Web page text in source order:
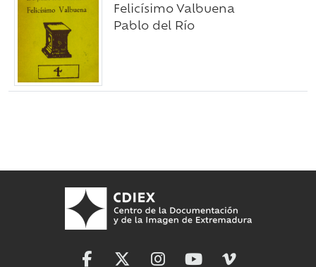
Felicísimo Valbuena
Pablo del Río